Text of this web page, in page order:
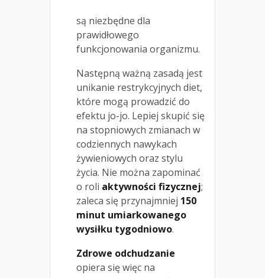
są niezbędne dla
prawidłowego
funkcjonowania organizmu.
Następną ważną zasadą jest
unikanie restrykcyjnych diet,
które mogą prowadzić do
efektu jo-jo. Lepiej skupić się
na stopniowych zmianach w
codziennych nawykach
żywieniowych oraz stylu
życia. Nie można zapominać
o roli aktywności fizycznej;
zaleca się przynajmniej 150
minut umiarkowanego
wysiłku tygodniowo.
Zdrowe odchudzanie
opiera się więc na